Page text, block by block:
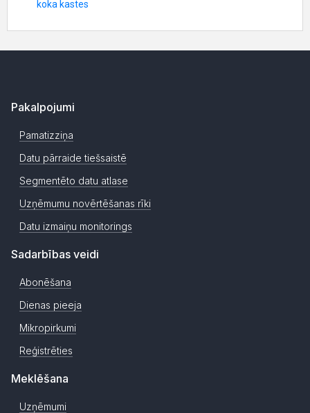
Pakalpojumi
Pamatizziņa
Datu pārraide tiešsaistē
Segmentēto datu atlase
Uzņēmumu novērtēšanas rīki
Datu izmaiņu monitorings
Sadarbības veidi
Abonēšana
Dienas pieeja
Mikropirkumi
Reģistrēties
Meklēšana
Uzņēmumi